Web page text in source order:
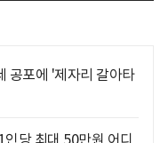
공포에 '제자리 갈아타